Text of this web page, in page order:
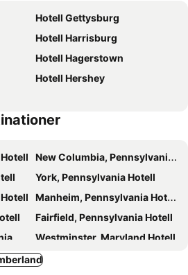
Hotell Gettysburg
Hotell Harrisburg
Hotell Hagerstown
Hotell Hershey
New Columbia, Pennsylvania Hotell
York, Pennsylvania Hotell
Manheim, Pennsylvania Hotell
Fairfield, Pennsylvania Hotell
Westminster, Maryland Hotell
Morgantown, Pennsylvania Hotell